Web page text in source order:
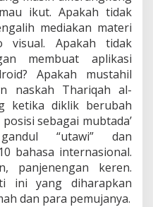
ikut. Apakah tidak
mediakan materi
visual. Apakah tidak
membuat aplikasi
Apakah mustahil
naskah Thariqah al-
ketika diklik berubah
sebagai mubtada’
“utawi” dan
bahasa internasional.
panjenengan keren.
ini yang diharapkan
dan para pemujanya.